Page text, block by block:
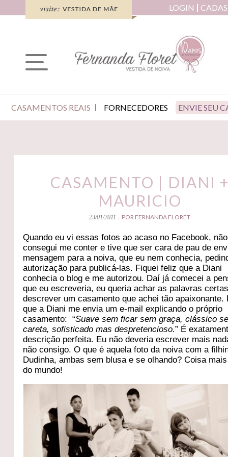
LOGIN
CASAMENTOS REAIS FORNECEDORES ENVIE SEU
CASAMENTO | DIANI
MAURICIO
23/01/2011 - POR FERNANDA FLORET
Quando eu vi essas fotos ao acaso no Facebook, não
consegui me conter e tive que ser cara de pau de
mensagem para a noiva, que eu nem conhecia,
autorização para publicá-las. Fiquei feliz que a Diani
conhecia o blog e me autorizou. Daí já comecei a
que eu escreveria, eu queria achar as palavras
descrever um casamento que achei tão apaixonante.
que a Diani me envia um e-mail explicando o próprio
casamento: “Suave sem ficar sem graça, clássico
careta, sofisticado mas despretencioso.” É
descrição perfeita. Eu não deveria escrever mais
não consigo. O que é aquela foto da noiva com a
Dudinha, ambas sem blusa e se olhando? Coisa
do mundo!